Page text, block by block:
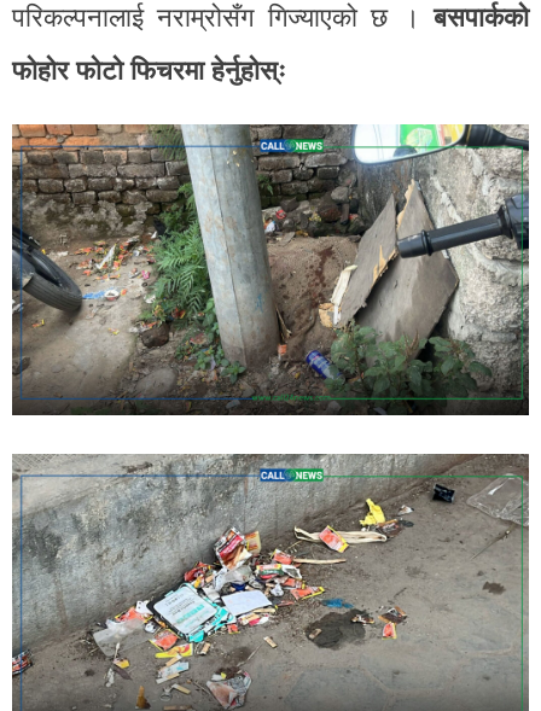
परिकल्पनालाई नराम्रोसँग गिज्याएको छ ।बसपार्कको
फोहोर फोटो फिचरमा हेर्नुहोस्ः